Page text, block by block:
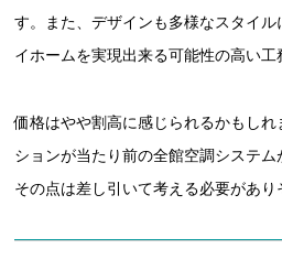
す。また、デザインも多様なスタイ
イホームを実現出来る可能性の高い工
価格はやや割高に感じられるかもし
ションが当たり前の全館空調システム
その点は差し引いて考える必要があり